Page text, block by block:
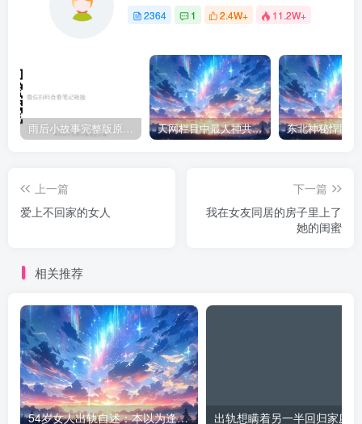
2364 1 2.4W+ 11.2W+
雨后小故事完整版原片动态图（图+文字解说版） 天网栏目中最人神共愤的一期《消失的夫妻》
上一篇
爱上不回家的女人
下一篇
我在女友同居的房子里上了
她的闺蜜
相关推荐
54岁女人出轨自述：本以为逢场作戏